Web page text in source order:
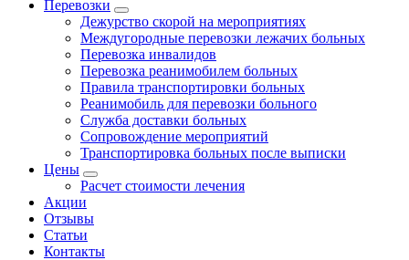
Перевозки
Дежурство скорой на мероприятиях
Междугородные перевозки лежачих больных
Перевозка инвалидов
Перевозка реанимобилем больных
Правила транспортировки больных
Реанимобиль для перевозки больного
Служба доставки больных
Сопровождение мероприятий
Транспортировка больных после выписки
Цены
Расчет стоимости лечения
Акции
Отзывы
Статьи
Контакты